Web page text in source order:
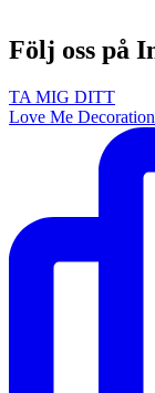
Följ oss på
TA MIG DITT
Love Me